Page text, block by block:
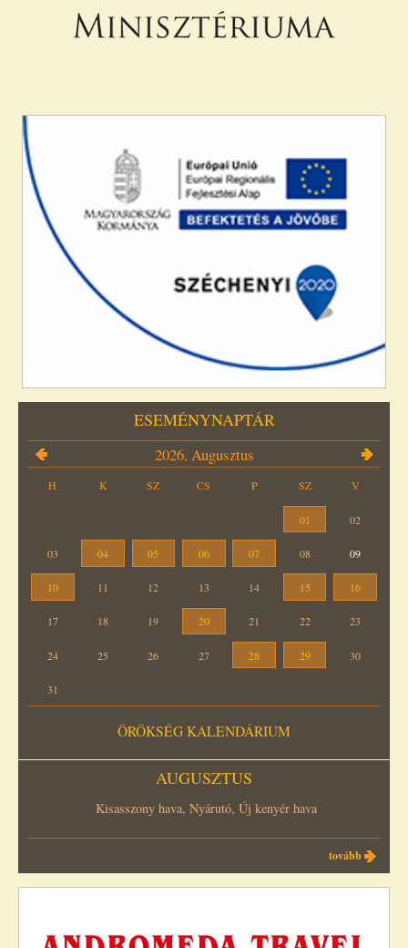
ESEMÉNYNAPTÁR
2026. Augusztus
H K SZ CS P SZ V
01 02
03 04 05 06 07 08 09
10 11 12 13 14 15 16
17 18 19 20 21 22 23
24 25 26 27 28 29 30
31
ÖRÖKSÉG KALENDÁRIUM
AUGUSZTUS
Kisasszony hava, Nyárutó, Új kenyér hava
tovább